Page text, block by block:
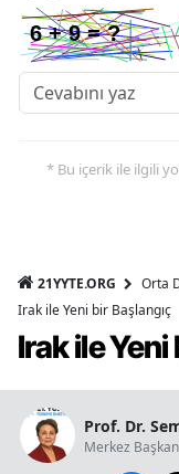
* Bu içerik ile ilgili
21YYTE.ORG
Orta
Irak ile Yeni bir Başlangıç
Irak ile
Prof. Dr.
Merkez